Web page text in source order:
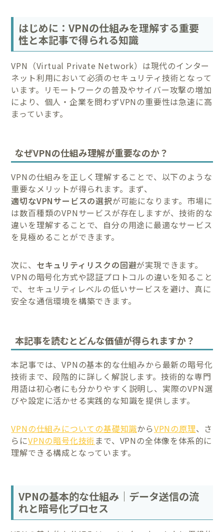
はじめに：VPNの仕組みを理解する重要
性と本記事で得られる知識
VPN（Virtual Private Network）は現代のインター
ネット利用において必須のセキュリティ技術となって
います。リモートワークの普及やサイバー攻撃の増加
により、個人・企業を問わずVPNの重要性は急速に高
まっています。
なぜVPNの仕組み理解が重要なのか？
VPNの仕組みを正しく理解することで、以下のような
重要なメリットが得られます。まず、
適切なVPNサービスの選択が可能になります。市場に
は数百種類のVPNサービスが存在しますが、技術的な
違いを理解することで、自分の用途に最適なサービス
を見極めることができます。
次に、 セキュリティリスクの回避が実現できます。
VPNの暗号化方式や認証プロトコルの違いを知ること
で、セキュリティレベルの低いサービスを避け、真に
安全な通信環境を構築できます。
本記事を読むとどんな価値が得られますか？
本記事では、VPNの基本的な仕組みから最新の暗号化
技術まで、段階的に詳しく解説します。技術的な専門
用語は初心者にも分かりやすく説明し、実際のVPN選
びや設定に活かせる実践的な知識を提供します。
VPNの仕組みについての基礎知識からVPNの原理、さ
らにVPNの暗号化技術 まで、VPNの全体像を体系的に
理解できる構成となっています。
VPNの基本的な仕組み｜データ送信の流
れと暗号化プロセス